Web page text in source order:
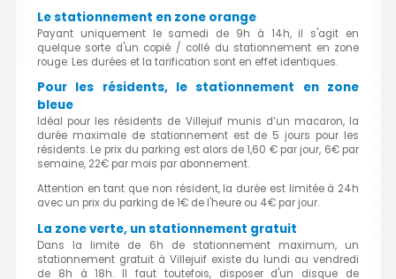
Le stationnement en zone orange
Payant uniquement le samedi de 9h à 14h, il s'agit en
quelque sorte d'un copié / collé du stationnement en zone
rouge. Les durées et la tarification sont en effet identiques.
Pour les résidents, le stationnement en zone
bleue
Idéal pour les résidents de Villejuif munis d’un macaron, la
durée maximale de stationnement est de 5 jours pour les
résidents. Le prix du parking est alors de 1,60 € par jour, 6€ par
semaine, 22€ par mois par abonnement.
Attention en tant que non résident, la durée est limitée à 24h
avec un prix du parking de 1€ de l'heure ou 4€ par jour.
La zone verte, un stationnement gratuit
Dans la limite de 6h de stationnement maximum, un
stationnement gratuit à Villejuif existe du lundi au vendredi
de 8h à 18h. Il faut toutefois, disposer d'un disque de